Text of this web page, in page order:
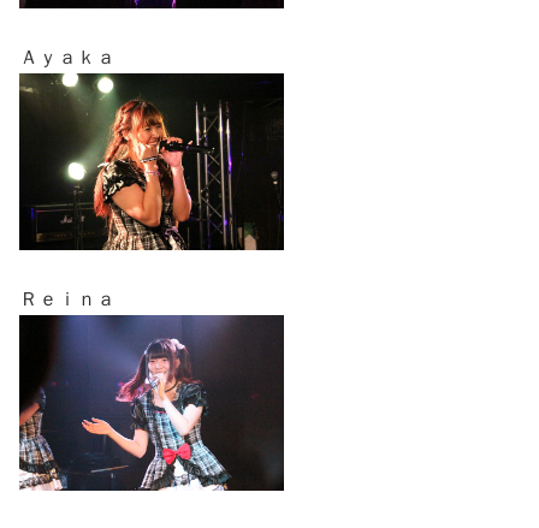
Ａｙａｋａ
Ｒｅｉｎａ